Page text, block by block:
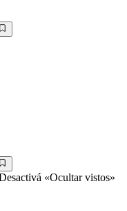
«Ocultar vistos»